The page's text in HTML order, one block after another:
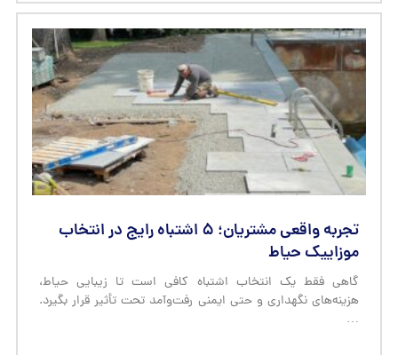
تجربه واقعی مشتریان؛ ۵ اشتباه رایج در انتخاب
موزاییک حیاط
گاهی فقط یک انتخاب اشتباه کافی است تا زیبایی حیاط،
هزینه‌های نگهداری و حتی ایمنی رفت‌وآمد تحت تأثیر قرار بگیرد.
…